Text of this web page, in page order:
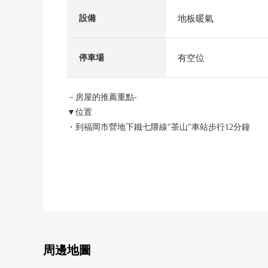
設備 地板暖氣
停車場 有空位
－房屋的推薦重點-
▼位置
・到福岡市營地下鐵七隈線"茶山"車站步行12分鐘
・用兩面派采光亮的2樓客廳的房型
周邊地圖